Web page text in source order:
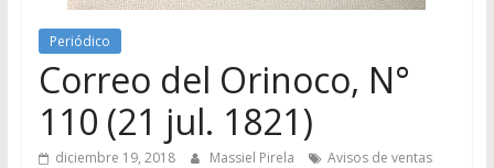
Periódico
Correo del Orinoco, N°
110 (21 jul. 1821)
diciembre 19, 2018 Massiel Pirela
Avisos de ventas